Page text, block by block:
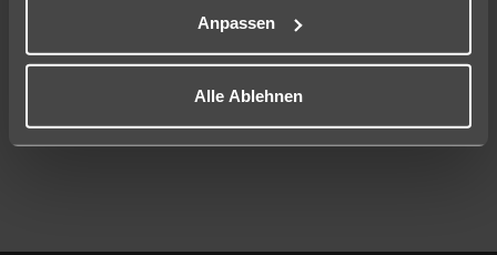
Anpassen
Alle Ablehnen